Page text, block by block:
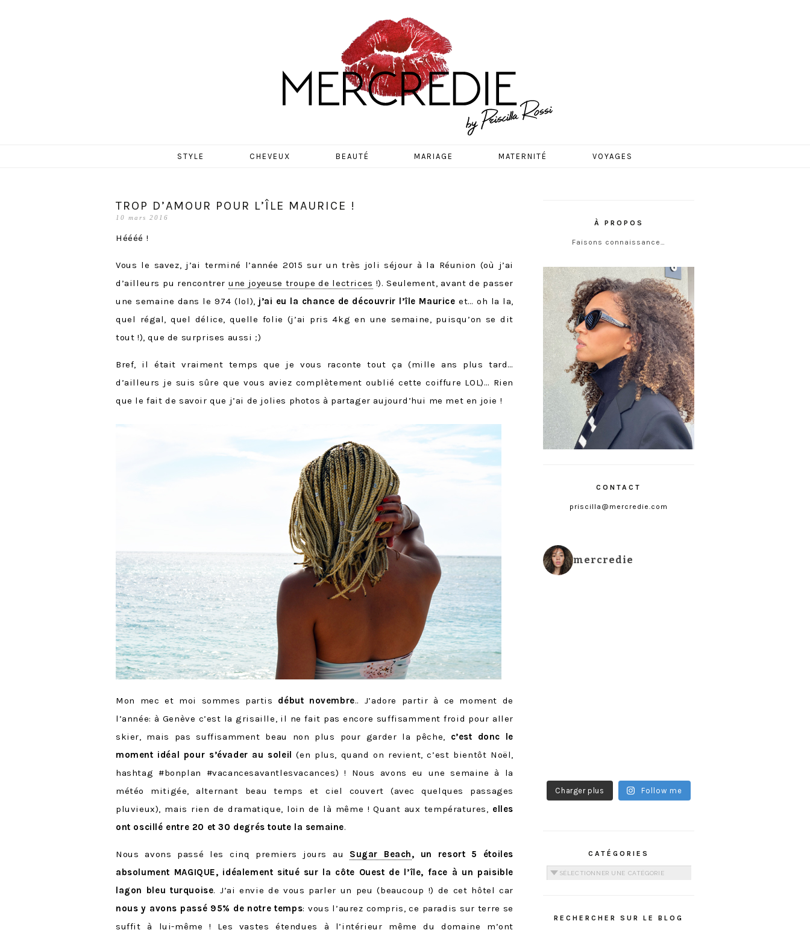
MERCREDIE
STYLE CHEVEUX BEAUTÉ MARIAGE MATERNITÉ VOYAGES
TROP D’AMOUR POUR L’ÎLE MAURICE !
10 mars 2016
Héééé !
Vous le savez, j’ai terminé l’année 2015 sur un très joli séjour à la Réunion (où j’ai
d’ailleurs pu rencontrer une joyeuse troupe de lectrices !). Seulement, avant de passer
une semaine dans le 974 (lol), j’ai eu la chance de découvrir l’île Maurice et… oh la la,
quel régal, quel délice, quelle folie (j’ai pris 4kg en une semaine, puisqu’on se dit
tout !), que de surprises aussi ;)
Bref, il était vraiment temps que je vous raconte tout ça (mille ans plus tard…
d’ailleurs je suis sûre que vous aviez complètement oublié cette coiffure LOL)… Rien
que le fait de savoir que j’ai de jolies photos à partager aujourd’hui me met en joie !
Mon mec et moi sommes partis début novembre.. J’adore partir à ce moment de
l’année: à Genève c’est la grisaille, il ne fait pas encore suffisamment froid pour aller
skier, mais pas suffisamment beau non plus pour garder la pêche, c’est donc le
moment idéal pour s’évader au soleil (en plus, quand on revient, c’est bientôt Noël,
hashtag #bonplan #vacancesavantlesvacances) ! Nous avons eu une semaine à la
météo mitigée, alternant beau temps et ciel couvert (avec quelques passages
pluvieux), mais rien de dramatique, loin de là même ! Quant aux températures, elles
ont oscillé entre 20 et 30 degrés toute la semaine.
Nous avons passé les cinq premiers jours au Sugar Beach, un resort 5 étoiles
absolument MAGIQUE, idéalement situé sur la côte Ouest de l’île, face à un paisible
lagon bleu turquoise. J’ai envie de vous parler un peu (beaucoup !) de cet hôtel car
nous y avons passé 95% de notre temps: vous l’aurez compris, ce paradis sur terre se
suffit à lui-même ! Les vastes étendues à l’intérieur même du domaine m’ont
À PROPOS
Faisons connaissance…
CONTACT
priscilla@mercredie.com
mercredie
Charger plus Follow me
CATÉGORIES
Catégories
RECHERCHER SUR LE BLOG